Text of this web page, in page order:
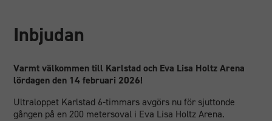
Inbjudan
Varmt välkommen till Karlstad och Eva Lisa Holtz Arena
lördagen den 14 februari 2026!
Ultraloppet Karlstad 6-timmars avgörs nu för sjuttonde
gången på en 200 metersoval i Eva Lisa Holtz Arena.